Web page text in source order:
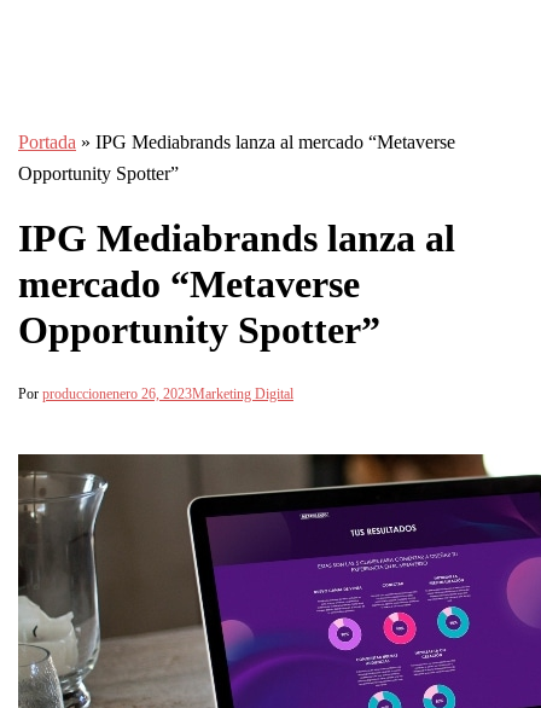
Portada » IPG Mediabrands lanza al mercado “Metaverse
Opportunity Spotter”
IPG Mediabrands lanza al
mercado “Metaverse
Opportunity Spotter”
Por produccionenero 26, 2023Marketing Digital